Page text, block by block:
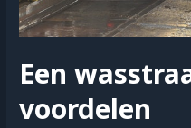
Een
voordelen